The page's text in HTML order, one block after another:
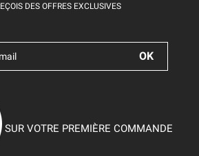
DES OFFRES EXCLUSIVES
SUR VOTRE PREMIÈRE COMMANDE